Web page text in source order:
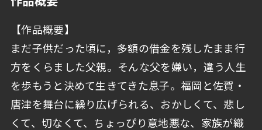
【作品概要】
まだ子供だった頃に，多額の借金を残したまま行
方をくらました父親。そんな父を嫌い，違う人生
を歩もうと決めて生きてきた息子。福岡と佐賀・
唐津を舞台に繰り広げられる、おかしくて、悲し
くて、切なくて、ちょっぴり意地悪な、家族が織